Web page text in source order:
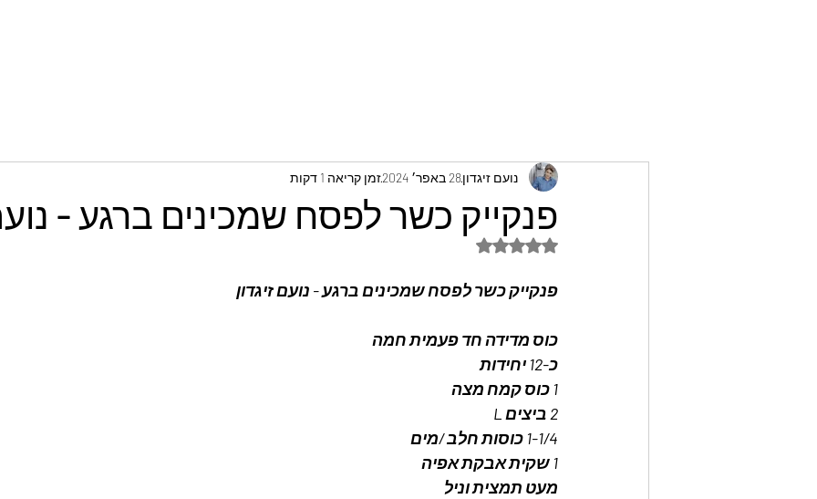
פנקייק כשר לפסח שמכינים ברגע - נועם
נועם זיגדון28 באפר׳ 2024 זמן קריאה 1 דקות
דירוג של NaN מתוך 5 כוכבים
פנקייק כשר לפסח שמכינים ברגע - נועם זיגדון
כוס מדידה חד פעמית חמה
כ-12 יחידות
1 כוס קמח מצה
2 ביצים L
1-1/4 כוסות חלב /מים
1 שקית אבקת אפיה
מעט תמצית וניל